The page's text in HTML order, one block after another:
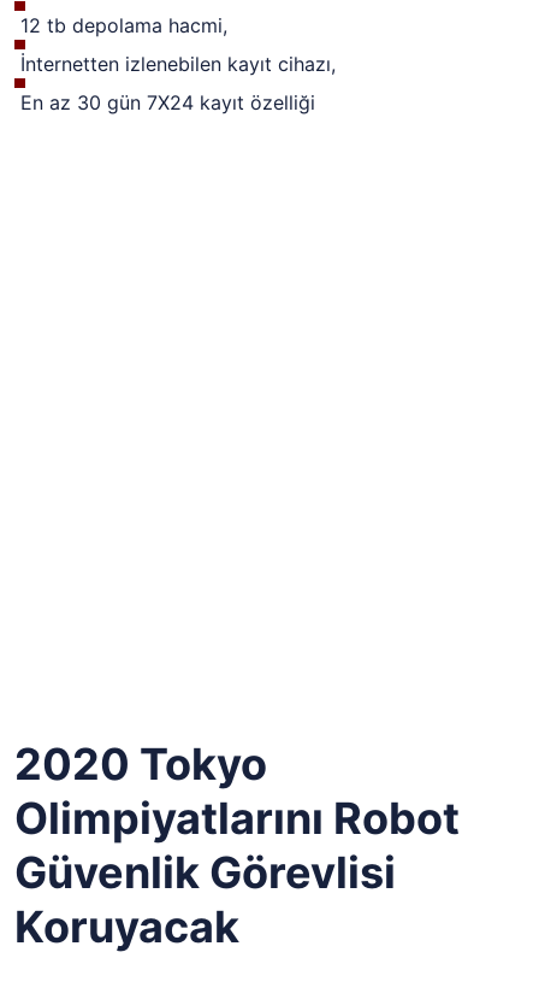
12 tb depolama hacmi,
İnternetten izlenebilen kayıt cihazı,
En az 30 gün 7X24 kayıt özelliği
2020 Tokyo
Olimpiyatlarını Robot
Güvenlik Görevlisi
Koruyacak